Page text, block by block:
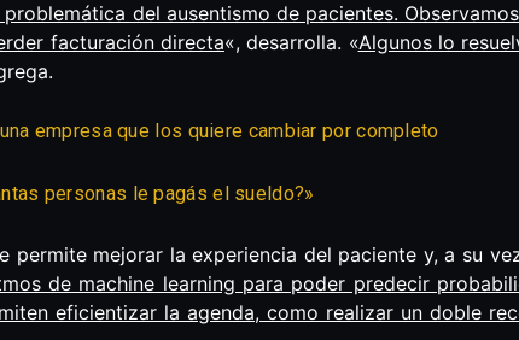
del ausentismo de pacientes.
facturación directa«, desarrolla. «Algunos lo
empresa que los quiere cambiar por completo
personas le pagás el sueldo?»
permite mejorar la experiencia del paciente y, a su
de machine learning para poder predecir
eficientizar la agenda, como realizar un doble